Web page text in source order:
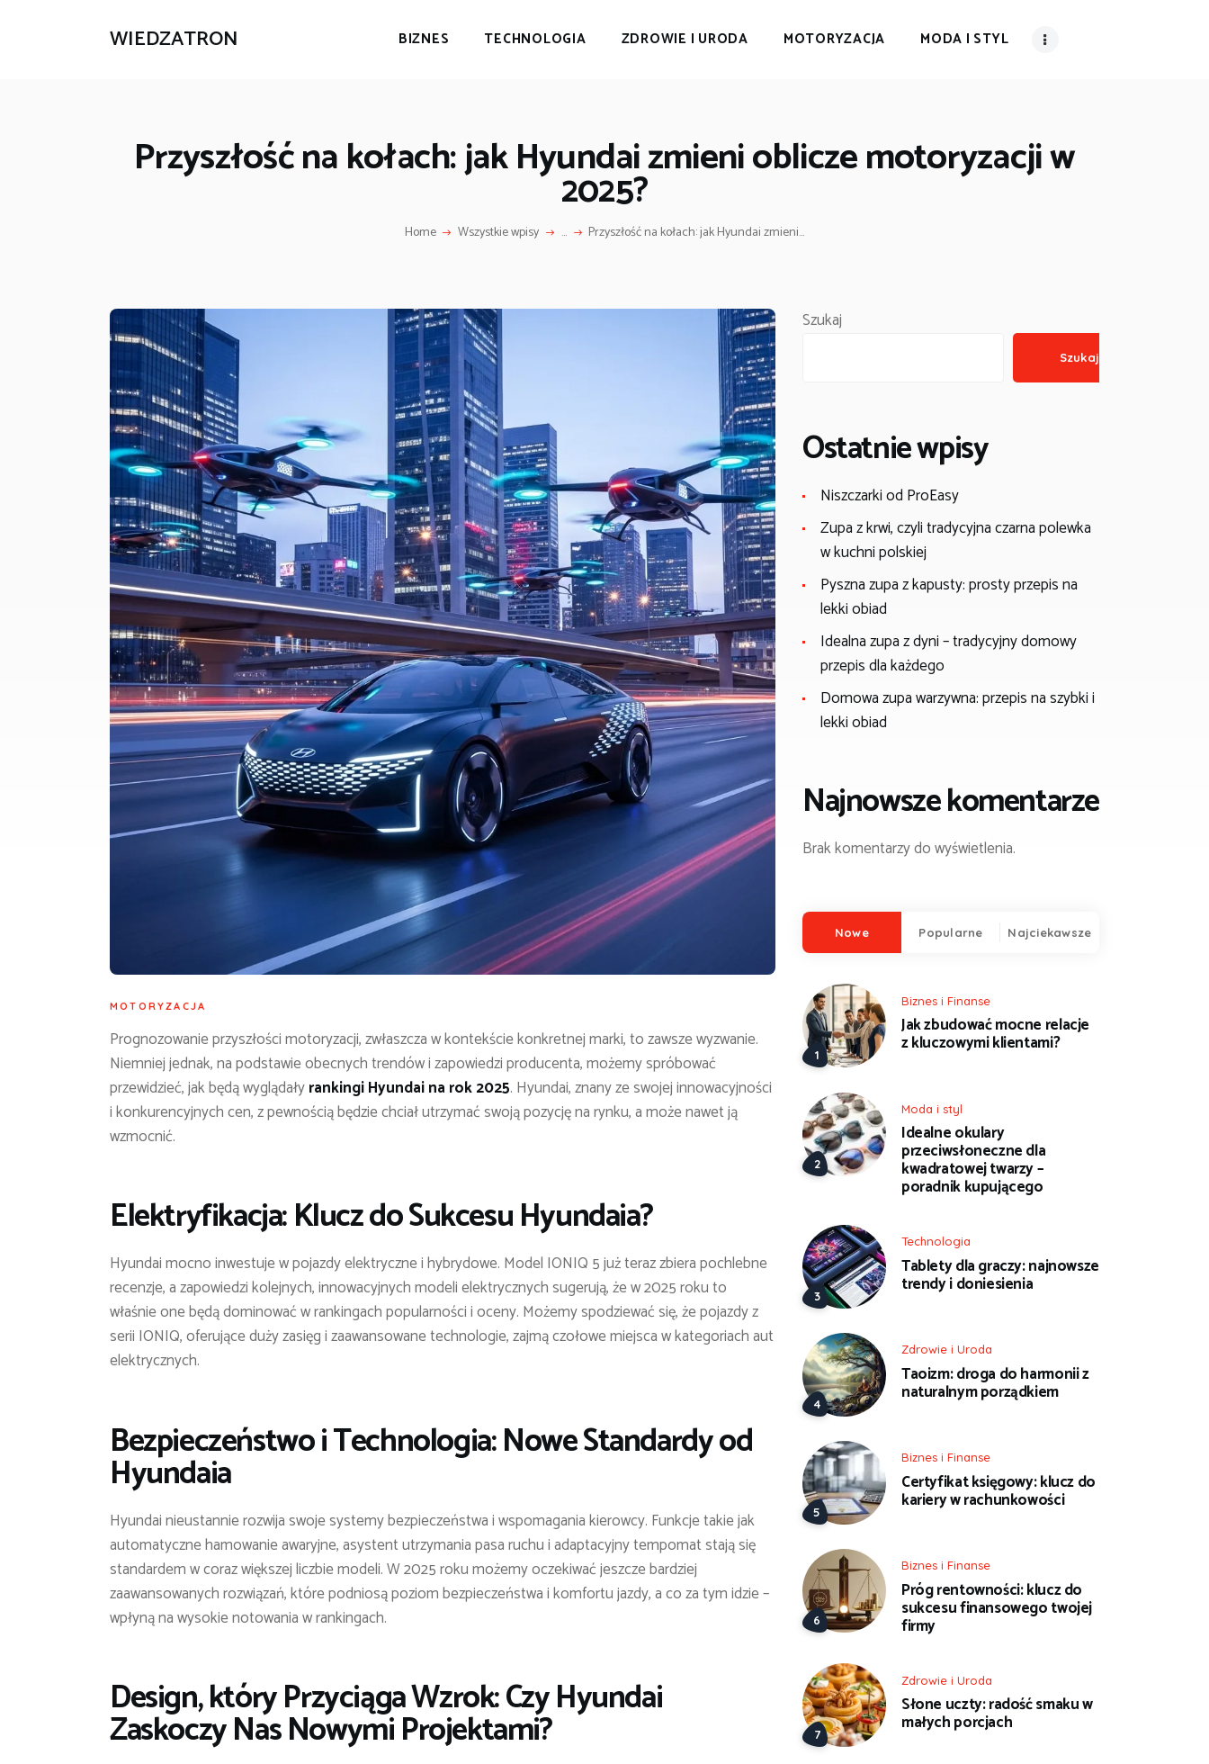
WIEDZATRON BIZNES TECHNOLOGIA ZDROWIE I URODA MOTORYZACJA MODA I STYL
Przyszłość na kołach: jak Hyundai zmieni oblicze motoryzacji w
2025?
Home Wszystkie wpisy ... Przyszłość na kołach: jak Hyundai zmieni...
MOTORYZACJA
Prognozowanie przyszłości motoryzacji, zwłaszcza w kontekście konkretnej marki, to zawsze wyzwanie.
Niemniej jednak, na podstawie obecnych trendów i zapowiedzi producenta, możemy spróbować
przewidzieć, jak będą wyglądałyrankingi Hyundai na rok 2025. Hyundai, znany ze swojej innowacyjności
i konkurencyjnych cen, z pewnością będzie chciał utrzymać swoją pozycję na rynku, a może nawet ją
wzmocnić.
Elektryfikacja: Klucz do Sukcesu Hyundaia?
Hyundai mocno inwestuje w pojazdy elektryczne i hybrydowe. Model IONIQ 5 już teraz zbiera pochlebne
recenzje, a zapowiedzi kolejnych, innowacyjnych modeli elektrycznych sugerują, że w 2025 roku to
właśnie one będą dominować w rankingach popularności i oceny. Możemy spodziewać się, że pojazdy z
serii IONIQ, oferujące duży zasięg i zaawansowane technologie, zajmą czołowe miejsca w kategoriach aut
elektrycznych.
Bezpieczeństwo i Technologia: Nowe Standardy od
Hyundaia
Hyundai nieustannie rozwija swoje systemy bezpieczeństwa i wspomagania kierowcy. Funkcje takie jak
automatyczne hamowanie awaryjne, asystent utrzymania pasa ruchu i adaptacyjny tempomat stają się
standardem w coraz większej liczbie modeli. W 2025 roku możemy oczekiwać jeszcze bardziej
zaawansowanych rozwiązań, które podniosą poziom bezpieczeństwa i komfortu jazdy, a co za tym idzie –
wpłyną na wysokie notowania w rankingach.
Design, który Przyciąga Wzrok: Czy Hyundai
Zaskoczy Nas Nowymi Projektami?
Szukaj
Szukaj
Ostatnie wpisy
Niszczarki od ProEasy
Zupa z krwi, czyli tradycyjna czarna polewka
w kuchni polskiej
Pyszna zupa z kapusty: prosty przepis na
lekki obiad
Idealna zupa z dyni – tradycyjny domowy
przepis dla każdego
Domowa zupa warzywna: przepis na szybki i
lekki obiad
Najnowsze komentarze
Brak komentarzy do wyświetlenia.
Nowe Popularne Najciekawsze
Biznes i Finanse
Jak zbudować mocne relacje
z kluczowymi klientami?
Moda i styl
Idealne okulary
przeciwsłoneczne dla
kwadratowej twarzy –
poradnik kupującego
Technologia
Tablety dla graczy: najnowsze
trendy i doniesienia
Zdrowie i Uroda
Taoizm: droga do harmonii z
naturalnym porządkiem
Biznes i Finanse
Certyfikat księgowy: klucz do
kariery w rachunkowości
Biznes i Finanse
Próg rentowności: klucz do
sukcesu finansowego twojej
firmy
Zdrowie i Uroda
Słone uczty: radość smaku w
małych porcjach